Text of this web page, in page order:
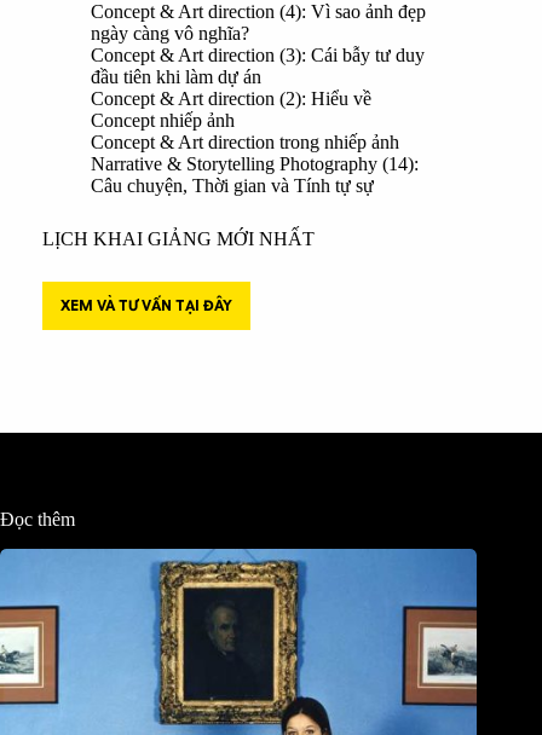
Concept & Art direction (4): Vì sao ảnh đẹp
ngày càng vô nghĩa?
Concept & Art direction (3): Cái bẫy tư duy
đầu tiên khi làm dự án
Concept & Art direction (2): Hiểu về
Concept nhiếp ảnh
Concept & Art direction trong nhiếp ảnh
Narrative & Storytelling Photography (14):
Câu chuyện, Thời gian và Tính tự sự
LỊCH KHAI GIẢNG MỚI NHẤT
XEM VÀ TƯ VẤN TẠI ĐÂY
Đọc thêm